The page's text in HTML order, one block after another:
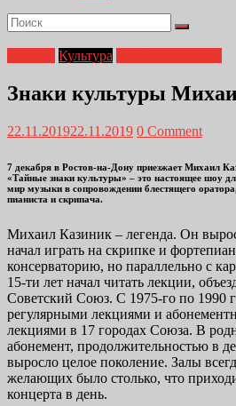
Культура
Знаки культуры
22.11.201922.11.2019 0 Comment
7 декабря в Ростов-на-Дону приезжает Михаил
«Тайные знаки культуры» – это настоящее шоу
мир музыки в сопровождении блестящего
пианиста и скрипача.
Михаил Казиник – легенда. Он
начал играть на скрипке и
консерваторию, но параллельно с
15-ти лет начал читать лекции,
Советский Союз. С 1975-го по 1990
регулярными лекциями и
лекциями в 17 городах Союза. В
абонемент, продолжительностью в
выросло целое поколение. Залы
желающих было столько, что
концерта в день.